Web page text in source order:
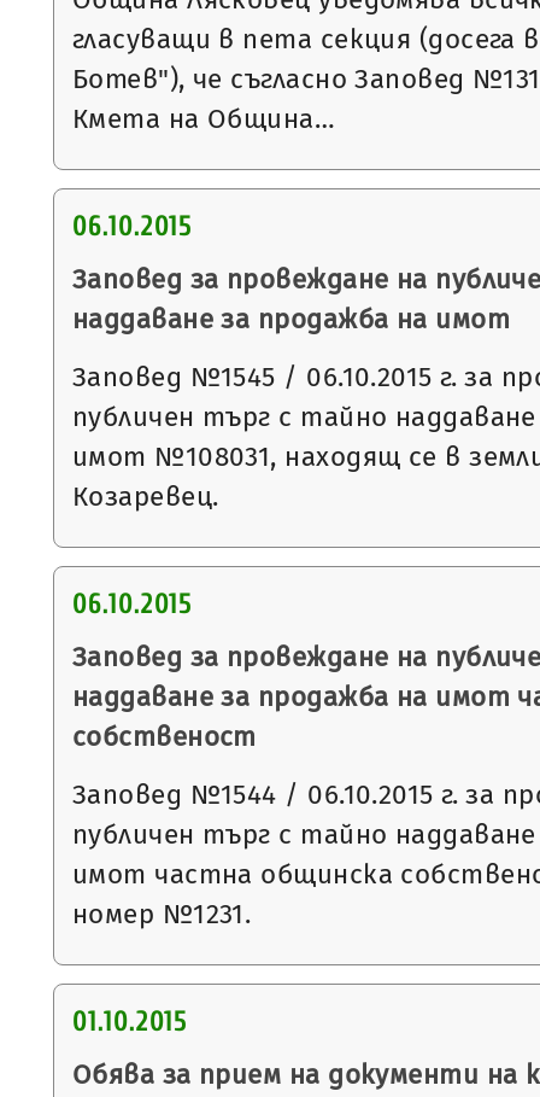
гласуващи в пета секция (досега
Ботев"), че съгласно Заповед
Кмета на Община…
06.10.2015
Заповед за провеждане на
наддаване за продажба на имот
Заповед №1545 / 06.10.2015 г. за
публичен търг с тайно
имот №108031, находящ се в
Козаревец.
06.10.2015
Заповед за провеждане на
наддаване за продажба на имот
собственост
Заповед №1544 / 06.10.2015 г. за
публичен търг с тайно
имот частна общинска
номер №1231.
01.10.2015
Обява за прием на документи на